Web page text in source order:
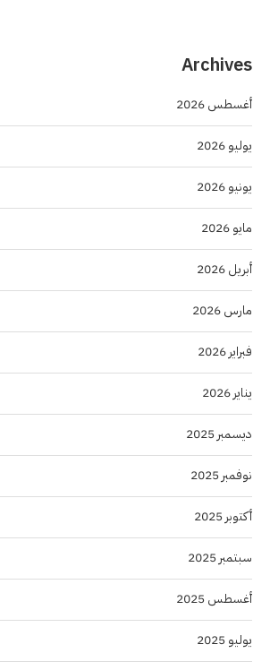
Archives
أغسطس 2026
يوليو 2026
يونيو 2026
مايو 2026
أبريل 2026
مارس 2026
فبراير 2026
يناير 2026
ديسمبر 2025
نوفمبر 2025
أكتوبر 2025
سبتمبر 2025
أغسطس 2025
يوليو 2025